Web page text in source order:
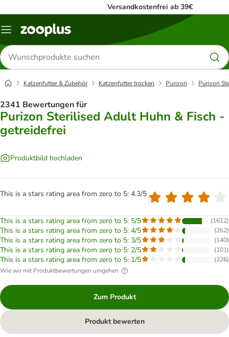
Versandkostenfrei ab 39€
Menü
Produkte
suchen
Katzenfutter & Zubehör Katzenfutter trocken Purizon Purizon
2341 Bewertungen für
Purizon Sterilised Adult Huhn & Fisch -
getreidefrei
Produktbild hochladen
This is a stars rating area from zero to 5: 4.3/5
This is a stars rating area from zero to 5: 5/5 (1612)
This is a stars rating area from zero to 5: 4/5 (262)
This is a stars rating area from zero to 5: 3/5 (140)
This is a stars rating area from zero to 5: 2/5 (101)
This is a stars rating area from zero to 5: 1/5 (226)
Wie wir mit Produktbewertungen umgehen
Zum Produkt
Produkt bewerten